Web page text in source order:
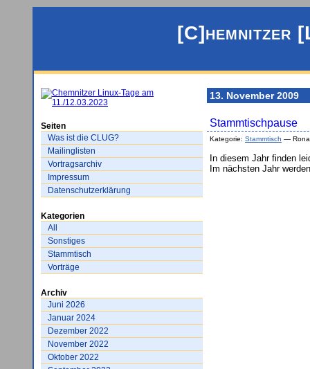
[C]hemnitzer
Seiten
Was ist die CLUG?
Mailinglisten
Vortragsarchiv
Impressum
Datenschutzerklärung
Kategorien
All
Sonstiges
Stammtisch
Vorträge
Archiv
Juni 2026
Januar 2024
Dezember 2022
November 2022
Oktober 2022
13. November 2009
Stammtischpause
Kategorie: Stammtisch —
In diesem Jahr finden
Im nächsten Jahr